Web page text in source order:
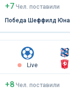
+7 Чел. поставили
Победа Шеффилд
Live
+8 Чел. поставили